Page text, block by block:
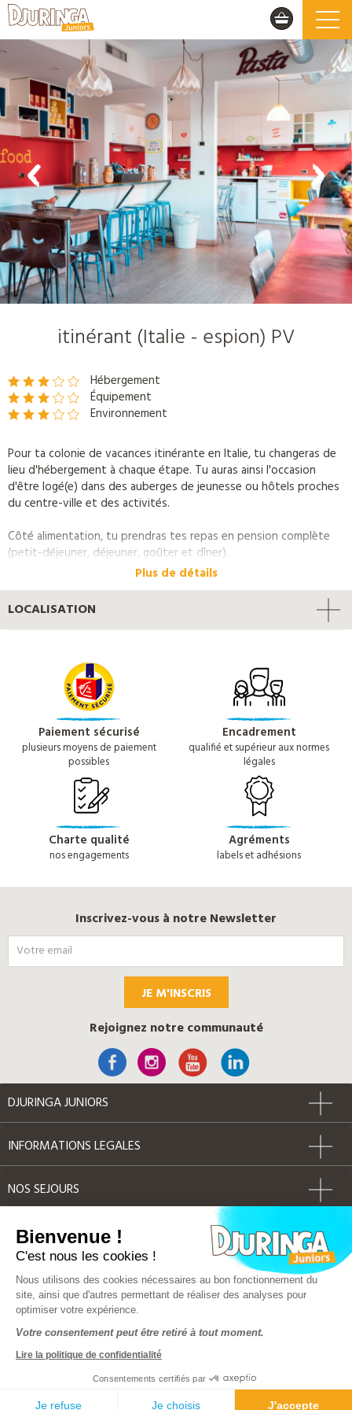
itinérant (Italie - espion) PV
Hébergement
Équipement
Environnement
Pour ta colonie de vacances itinérante en Italie, tu changeras de
lieu d'hébergement à chaque étape. Tu auras ainsi l'occasion
d'être logé(e) dans des auberges de jeunesse ou hôtels proches
du centre-ville et des activités.
Côté alimentation, tu prendras tes repas en pension complète
(petit-déjeuner, déjeuner, goûter et dîner).
Plus de détails
LOCALISATION
Paiement sécurisé
plusieurs moyens de paiement
possibles
Encadrement
qualifié et supérieur aux normes
légales
Charte qualité
nos engagements
Agréments
labels et adhésions
Inscrivez-vous à notre Newsletter
JE M'INSCRIS
Rejoignez notre communauté
DJURINGA JUNIORS
INFORMATIONS LEGALES
NOS SEJOURS
AUTRES
Label Qualité
© Djuringa Juniors 2018 - Tous droits réservés
Mentions légales
Police d'assurance MMA 141 386 033
Solution e-commerce & création de site internet by Dedi
Solution hebergement OVH
Bienvenue !
C'est nous les cookies !
Nous utilisons des cookies nécessaires au bon fonctionnement du
site, ainsi que d'autres permettant de réaliser des analyses pour
optimiser votre expérience.
Votre consentement peut être retiré à tout moment.
Lire la politique de confidentialité
Consentements certifiés par
Je refuse Je choisis J'accepte